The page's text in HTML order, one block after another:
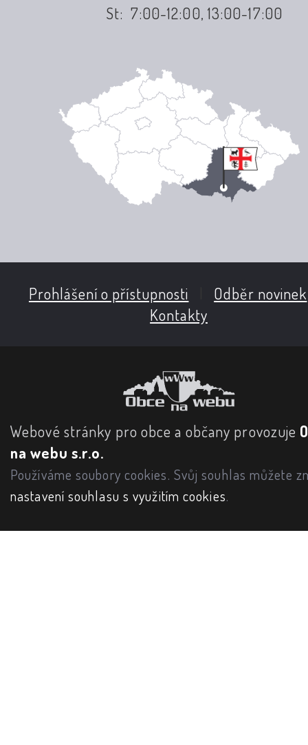
St: 7:00-12:00, 13:00-17:00
Prohlášení o přístupnosti Odběr novinek
Kontakty
Webové stránky pro obce a občany provozuje
na webu s.r.o.
Používáme soubory cookies. Svůj souhlas můžete
nastavení souhlasu s využitím cookies.